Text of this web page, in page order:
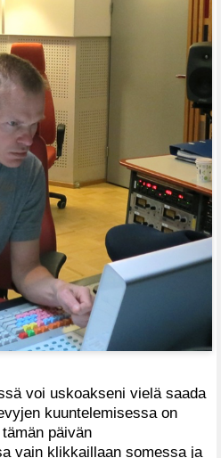
voi uskoakseni vielä saada
kuuntelemisessa on
päivän
vain klikkaillaan somessa ja